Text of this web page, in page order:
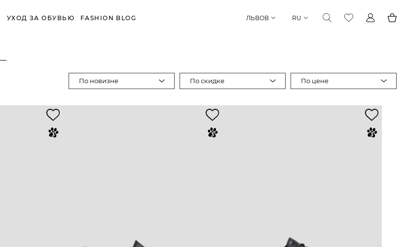
УХОД ЗА ОБУВЬЮ FASHION BLOG ЛЬВОВ RU
По новизне По скидке По цене